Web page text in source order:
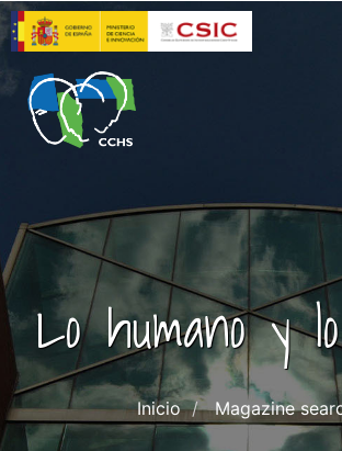
Skip
to
main
content
Lo humano y
Inicio Magazine